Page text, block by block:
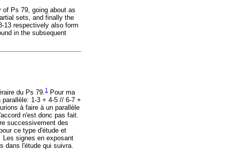
of Ps 79, going about as
sets, and finally the
13 respectively also form
in the subsequent
du Ps 79.1
Pour ma
1-3 + 4-5 // 6-7 +
à faire à un parallèle
n'est donc pas fait.
successivement des
ce type d'étude et
Les signes en exposant
dans l'étude qui suivra.